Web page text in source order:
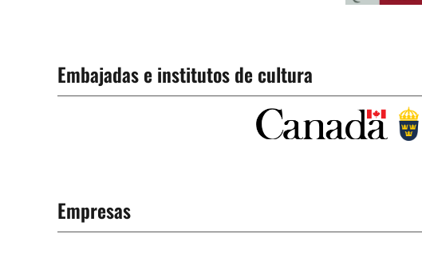
Embajadas e institutos de cultura
Empresas